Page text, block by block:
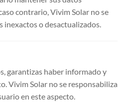
contrario, Vivim Solar no se
inexactos o desactualizados.
garantizas haber informado y
Vivim Solar no se responsabiliza
en este aspecto.